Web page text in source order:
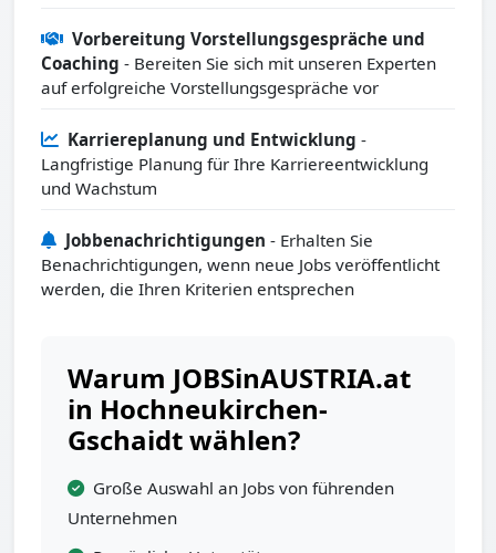
Vorbereitung Vorstellungsgespräche und
Coaching - Bereiten Sie sich mit unseren Experten
auf erfolgreiche Vorstellungsgespräche vor
Karriereplanung und Entwicklung -
Langfristige Planung für Ihre Karriereentwicklung
und Wachstum
Jobbenachrichtigungen - Erhalten Sie
Benachrichtigungen, wenn neue Jobs veröffentlicht
werden, die Ihren Kriterien entsprechen
Warum JOBSinAUSTRIA.at
in Hochneukirchen-
Gschaidt wählen?
Große Auswahl an Jobs von führenden
Unternehmen